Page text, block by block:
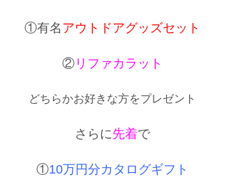
①有名 アウトドアグッズセット
② リファカラット
どちらかお好きな方をプレゼント
さらに先着で
①10万円分カタログギフト